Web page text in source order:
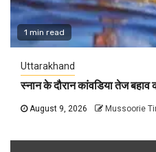
1 min read
Uttarakhand
स्नान के दौरान कांवडिया तेज
August 9, 2026 Mussoorie